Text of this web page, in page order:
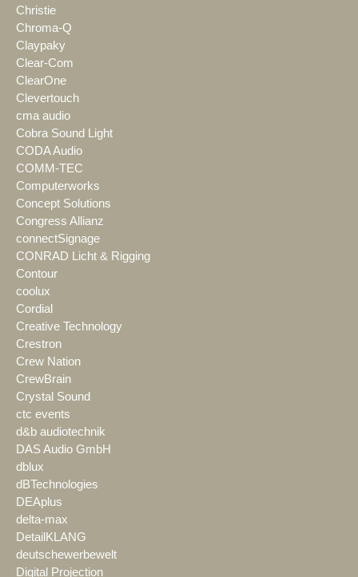
Christie
Chroma-Q
Claypaky
Clear-Com
ClearOne
Clevertouch
cma audio
Cobra Sound Light
CODA Audio
COMM-TEC
Computerworks
Concept Solutions
Congress Allianz
connectSignage
CONRAD Licht & Rigging
Contour
coolux
Cordial
Creative Technology
Crestron
Crew Nation
CrewBrain
Crystal Sound
ctc events
d&b audiotechnik
DAS Audio GmbH
dblux
dBTechnologies
DEAplus
delta-max
DetailKLANG
deutschewerbewelt
Digital Projection